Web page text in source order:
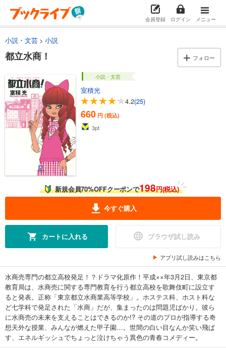
会員登録 ログイン メニュー
小説・文芸 小説
都立水商！ フォロー
小説・文芸
室積光
4.2(25)
660 円 (税込)
3pt
新規会員70%OFFクーポンで198円(税込)
今すぐ購入
カートに入れる ブラウザ試し読み
アプリ試し読みはこちら
水商売専門の都立高校発足！？ドラマ化原作！平成××年3月2日、東京都
教育局は、水商売に関する専門教育を行う都立高校を歌舞伎町に設立す
ると発表。正称「東京都立水商業高等学校」。ホステス科、ホスト科な
ど七学科で発足された「水商」だが、集まったのは問題児ばかり。彼ら
に水商売の未来を支えることはできるのか!? その道のプロが指導する奇
想天外な授業、みんなが燃えた甲子園…。世間の白い目なんか笑い飛ば
す、エネルギッシュでちょっと泣けちゃう異色の青春コメディー。